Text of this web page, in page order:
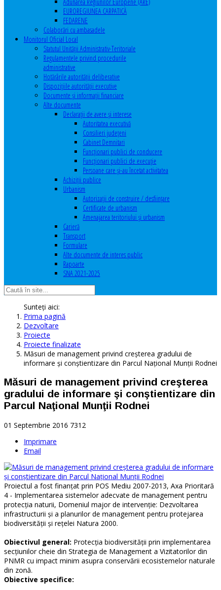
EUROREGIUNEA CARPATICĂ
FEDARENE
Colaborări cu ambasadele
Monitorul Oficial Local
Statutul Unităţii Administrativ-Teritoriale
Regulamentele privind procedurile
administrative
Hotărârile autorităţii deliberative
Dispoziţiile autorităţii executive
Documente şi informaţii financiare
Alte documente
Declaraţii de avere şi interese
Autoritatea executivă
Consilieri judeţeni
Cabinet Demnitari
Funcţionari publici de conducere
Funcționari publici de execuție
Persoane care şi-au încetat activitatea
Achiziţii publice
Urbanism
Autorizații de construire / desființare
Certificate de urbanism
Amenajarea teritoriului şi urbanism
Carieră
Transport
Formulare
Alte documente de interes public
Rapoarte
SNA 2021-2025
Sunteți aici:
Prima pagină
Dezvoltare
Proiecte
Proiecte finalizate
Măsuri de management privind creşterea gradului de
informare şi conştientizare din Parcul Naţional Munţii Rodnei
Măsuri de management privind creşterea
gradului de informare şi conştientizare din
Parcul Naţional Munţii Rodnei
01 Septembrie 2016 7312
Imprimare
Email
Proiectul a fost finanţat prin POS Mediu 2007-2013, Axa Prioritară
4 - Implementarea sistemelor adecvate de management pentru
protecţia naturii, Domeniul major de intervenţie: Dezvoltarea
infrastructurii şi a planurilor de management pentru protejarea
biodiversităţii şi reţelei Natura 2000.
Obiectivul general: Protecţia biodiversităţii prin implementarea
secţiunilor cheie din Strategia de Management a Vizitatorilor din
PNMR cu impact minim asupra conservării ecosistemelor naturale
din zonă.
Obiective specifice: